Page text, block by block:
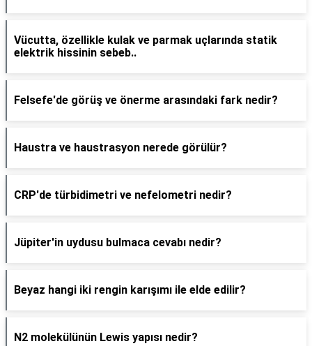
Vücutta, özellikle kulak ve parmak uçlarında statik
elektrik hissinin sebeb..
Felsefe'de görüş ve önerme arasındaki fark nedir?
Haustra ve haustrasyon nerede görülür?
CRP'de türbidimetri ve nefelometri nedir?
Jüpiter'in uydusu bulmaca cevabı nedir?
Beyaz hangi iki rengin karışımı ile elde edilir?
N2 molekülünün Lewis yapısı nedir?